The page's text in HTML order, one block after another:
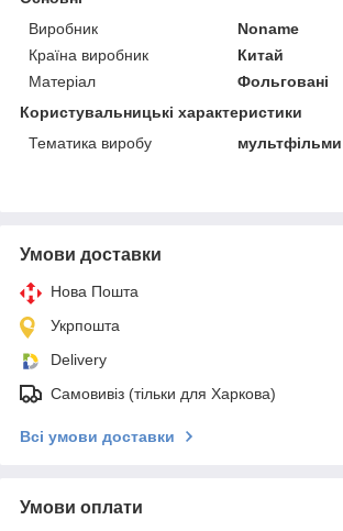
Виробник
Noname
Країна виробник
Китай
Матеріал
Фольговані
Користувальницькі характеристики
Тематика виробу
мультфільми
Умови доставки
Нова Пошта
Укрпошта
Delivery
Самовивіз (тільки для Харкова)
Всі умови доставки
Умови оплати